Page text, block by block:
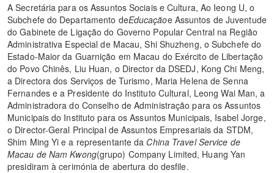
A Secretária para os Assuntos Sociais e Cultura, Ao Ieong U, o
Subchefe do Departamento deEducaçãoe Assuntos de Juventude
do Gabinete de Ligação do Governo Popular Central na Região
Administrativa Especial de Macau, Shi Shuzheng, o Subchefe do
Estado-Maior da Guarnição em Macau do Exército de Libertação
do Povo Chinês, Liu Huan, o Director da DSEDJ, Kong Chi Meng,
a Directora dos Serviços de Turismo, Maria Helena de Senna
Fernandes e a Presidente do Instituto Cultural, Leong Wai Man, a
Administradora do Conselho de Administração para os Assuntos
Municipais do Instituto para os Assuntos Municipais, Isabel Jorge,
o Director-Geral Principal de Assuntos Empresariais da STDM,
Shim Ming Yi e a representante da China Travel Service de
Macau de Nam Kwong(grupo) Company Limited, Huang Yan
presidiram à cerimónia de abertura do desfile.